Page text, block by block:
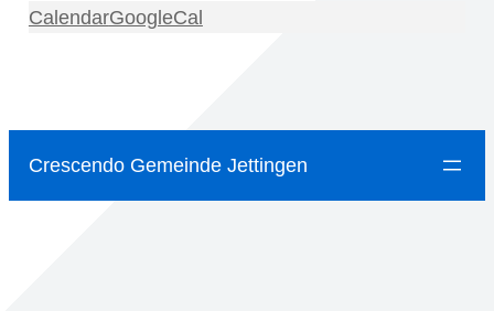
CalendarGoogleCal
Crescendo Gemeinde Jettingen